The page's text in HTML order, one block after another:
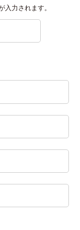
力されます。